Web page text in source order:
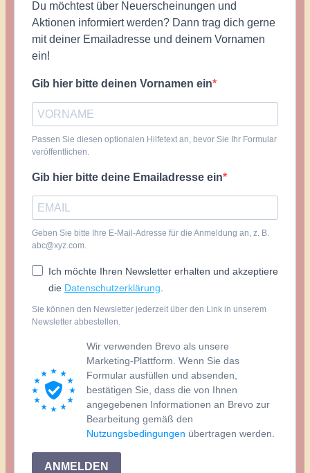
Du möchtest über Neuerscheinungen und
Aktionen informiert werden? Dann trag dich gerne
mit deiner Emailadresse und deinem Vornamen
ein!
Gib hier bitte deinen Vornamen ein
Passen Sie diesen optionalen Hilfetext an, bevor Sie Ihr Formular
veröffentlichen.
Gib hier bitte deine Emailadresse ein
Geben Sie bitte Ihre E-Mail-Adresse für die Anmeldung an, z. B.
abc@xyz.com.
Ich möchte Ihren Newsletter erhalten und akzeptiere
die Datenschutzerklärung.
Sie können den Newsletter jederzeit über den Link in unserem
Newsletter abbestellen.
Wir verwenden Brevo als unsere
Marketing-Plattform. Wenn Sie das
Formular ausfüllen und absenden,
bestätigen Sie, dass die von Ihnen
angegebenen Informationen an Brevo zur
Bearbeitung gemäß den
Nutzungsbedingungen übertragen werden.
ANMELDEN